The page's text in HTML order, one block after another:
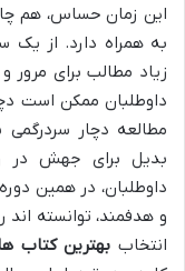
این زمان حساس، هم
به همراه دارد. از یک
زیاد مطالب برای مرور
داوطلبان ممکن است
مطالعه دچار
بدیل برای جهش در
داوطلبان، در همین
و هدفمند، توانسته
انتخاب بهترین کتاب